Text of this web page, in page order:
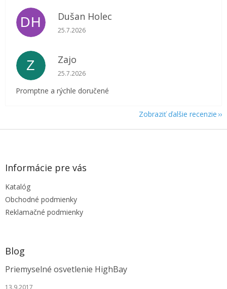
DH Dušan Holec
Hodnotenie obchodu je 5 z 5 hviezdičiek.
25.7.2026
Z Zajo
Hodnotenie obchodu je 5 z 5 hviezdičiek.
25.7.2026
Promptne a rýchle doručené
Zobraziť ďalšie recenzie
Z
Informácie pre vás
Katalóg
Obchodné podmienky
Reklamačné podmienky
Blog
Priemyselné osvetlenie HighBay
13.9.2017